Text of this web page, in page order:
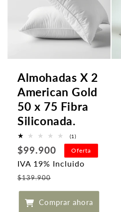
Almohadas X 2
American Gold
50 x 75 Fibra
Siliconada.
(1)1
reseñas
totales
Precio
habitual
$99.900 Oferta
IVA 19% Incluido
$139.900
de
oferta
Comprar ahora